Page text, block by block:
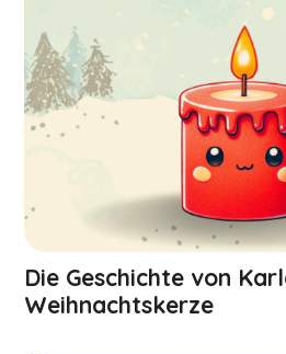
Die Geschichte von
Weihnachts­kerze